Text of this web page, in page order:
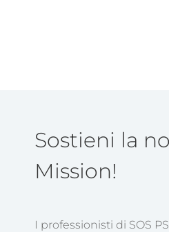
Sostieni la
Mission!
I professionisti di SOS